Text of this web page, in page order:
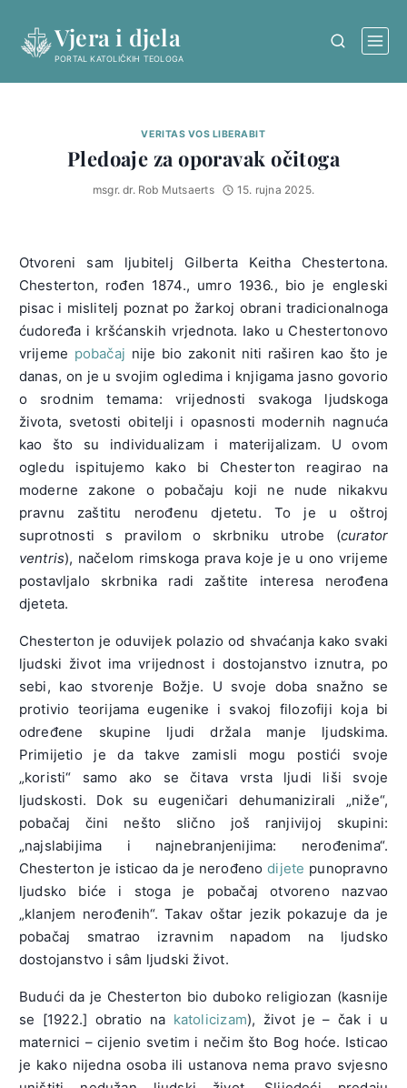
content
Vjera i djela
PORTAL KATOLIČKIH TEOLOGA
VERITAS VOS LIBERABIT
Pledoaje za oporavak očitoga
msgr. dr. Rob Mutsaerts 15. rujna 2025.
Otvoreni sam ljubitelj Gilberta Keitha Chestertona.
Chesterton, rođen 1874., umro 1936., bio je engleski
pisac i mislitelj poznat po žarkoj obrani tradicionalnoga
ćudoređa i kršćanskih vrjednota. Iako u Chestertonovo
vrijeme pobačaj nije bio zakonit niti raširen kao što je
danas, on je u svojim ogledima i knjigama jasno govorio
o srodnim temama: vrijednosti svakoga ljudskoga
života, svetosti obitelji i opasnosti modernih nagnuća
kao što su individualizam i materijalizam. U ovom
ogledu ispitujemo kako bi Chesterton reagirao na
moderne zakone o pobačaju koji ne nude nikakvu
pravnu zaštitu nerođenu djetetu. To je u oštroj
suprotnosti s pravilom o skrbniku utrobe (curator
ventris), načelom rimskoga prava koje je u ono vrijeme
postavljalo skrbnika radi zaštite interesa nerođena
djeteta.
Chesterton je oduvijek polazio od shvaćanja kako svaki
ljudski život ima vrijednost i dostojanstvo iznutra, po
sebi, kao stvorenje Božje. U svoje doba snažno se
protivio teorijama eugenike i svakoj filozofiji koja bi
određene skupine ljudi držala manje ljudskima.
Primijetio je da takve zamisli mogu postići svoje
„koristi“ samo ako se čitava vrsta ljudi liši svoje
ljudskosti. Dok su eugeničari dehumanizirali „niže“,
pobačaj čini nešto slično još ranjivijoj skupini:
„najslabijima i najnebranjenijima: nerođenima“.
Chesterton je isticao da je nerođenodijete punopravno
ljudsko biće i stoga je pobačaj otvoreno nazvao
„klanjem nerođenih“. Takav oštar jezik pokazuje da je
pobačaj smatrao izravnim napadom na ljudsko
dostojanstvo i sâm ljudski život.
Budući da je Chesterton bio duboko religiozan (kasnije
se [1922.] obratio na katolicizam), život je – čak i u
maternici – cijenio svetim i nečim što Bog hoće. Isticao
je kako nijedna osoba ili ustanova nema pravo svjesno